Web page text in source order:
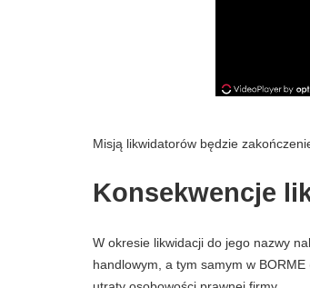
Misją likwidatorów będzie
Konsekwencje
W okresie likwidacji do jego nazwy
handlowym, a tym samym w